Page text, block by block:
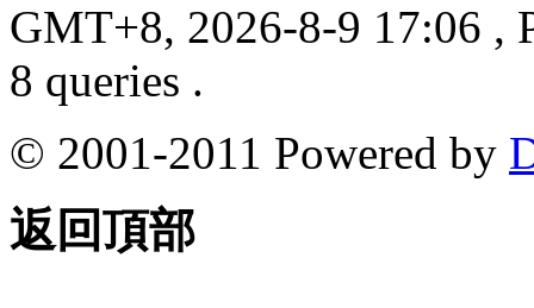
GMT+8, 2026-8-9 17:06 ,
8 queries .
© 2001-2011 Powered by
返回頂部